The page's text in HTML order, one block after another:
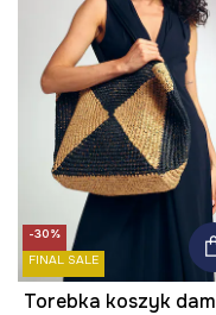
-30%
FINAL SALE